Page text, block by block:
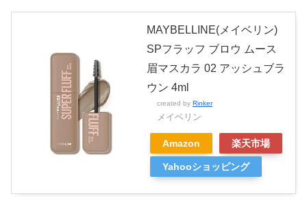
MAYBELLINE(メイベリン)
SPフラッフ ブロウ ムース
眉マスカラ 02 アッシュブラ
ウン 4ml
created by Rinker
メイベリン
Amazon 楽天市場
Yahooショッピング